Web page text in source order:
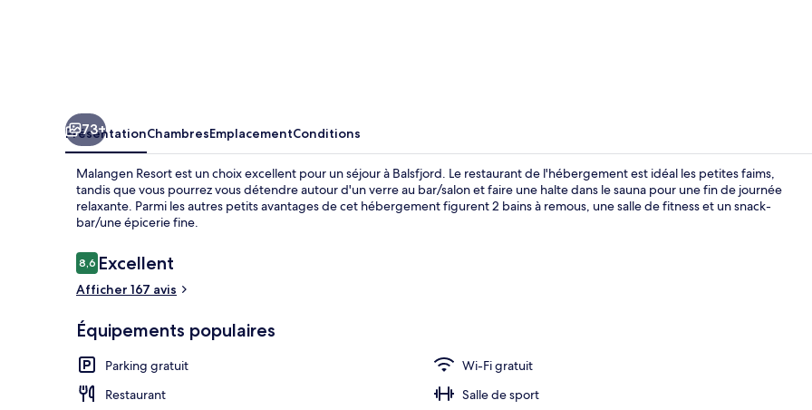
73+
PrésentationChambresEmplacementConditions
Malangen Resort est un choix excellent pour un séjour à Balsfjord. Le restaurant de l'hébergement est idéal les petites faims,
tandis que vous pourrez vous détendre autour d'un verre au bar/salon et faire une halte dans le sauna pour une fin de journée
relaxante. Parmi les autres petits avantages de cet hébergement figurent 2 bains à remous, une salle de fitness et un snack-
bar/une épicerie fine.
Avis
voyageurs
8,68,6 sur 10
Excellent
Afficher 167 avis
Équipements populaires
Parking gratuit
Wi-Fi gratuit
Restaurant
Salle de sport